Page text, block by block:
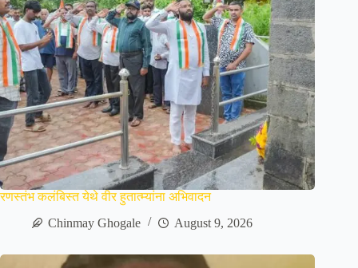
रणस्तंभ कलंबिस्त येथे वीर हुतात्म्यांना अभिवादन
Chinmay Ghogale
August 9, 2026